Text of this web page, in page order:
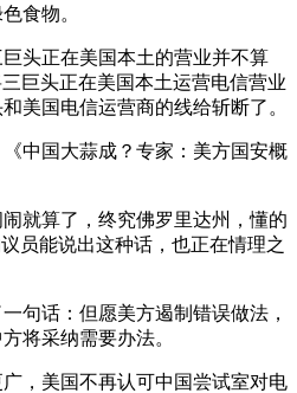
食物。
正在美国本土的营业并不算
巨头正在美国本土运营电信营业
美国电信运营商的线给斩断了。
国大蒜成？专家：美方国安概
算了，终究佛罗里达州，懂的
员能说出这种话，也正在情理之
话：但愿美方遏制错误做法，
将采纳需要办法。
美国不再认可中国尝试室对电